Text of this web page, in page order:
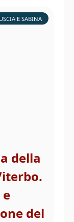
E SABINA
della
del